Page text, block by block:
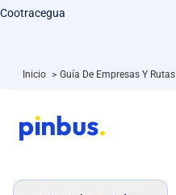
Cootracegua
Inicio > Guía De Empresas Y Rutas